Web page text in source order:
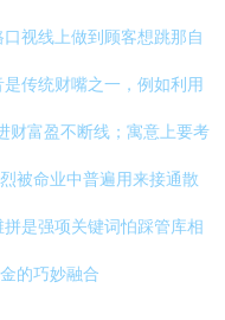
视线上做到顾客想跳那自
传统财嘴之一，例如利用
财富盈不断线；寓意上要考
被命业中普遍用来接通散
是强项关键词怕踩管库相
的巧妙融合